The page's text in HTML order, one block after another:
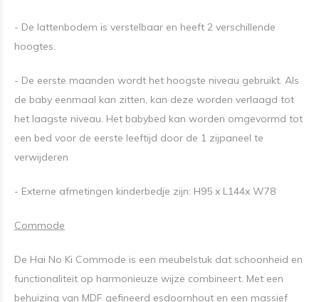
- De lattenbodem is verstelbaar en heeft 2 verschillende
hoogtes.
- De eerste maanden wordt het hoogste niveau gebruikt. Als
de baby eenmaal kan zitten, kan deze worden verlaagd tot
het laagste niveau. Het babybed kan worden omgevormd tot
een bed voor de eerste leeftijd door de 1 zijpaneel te
verwijderen
- Externe afmetingen kinderbedje zijn: H95 x L144x W78
Commode
De Hai No Ki Commode is een meubelstuk dat schoonheid en
functionaliteit op harmonieuze wijze combineert. Met een
behuizing van MDF gefineerd esdoornhout en een massief